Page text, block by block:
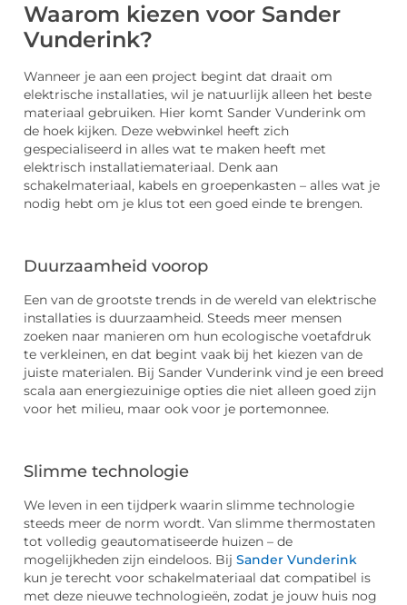
Waarom kiezen voor Sander
Vunderink?
Wanneer je aan een project begint dat draait om
elektrische installaties, wil je natuurlijk alleen het beste
materiaal gebruiken. Hier komt Sander Vunderink om
de hoek kijken. Deze webwinkel heeft zich
gespecialiseerd in alles wat te maken heeft met
elektrisch installatiemateriaal. Denk aan
schakelmateriaal, kabels en groepenkasten – alles wat je
nodig hebt om je klus tot een goed einde te brengen.
Duurzaamheid voorop
Een van de grootste trends in de wereld van elektrische
installaties is duurzaamheid. Steeds meer mensen
zoeken naar manieren om hun ecologische voetafdruk
te verkleinen, en dat begint vaak bij het kiezen van de
juiste materialen. Bij Sander Vunderink vind je een breed
scala aan energiezuinige opties die niet alleen goed zijn
voor het milieu, maar ook voor je portemonnee.
Slimme technologie
We leven in een tijdperk waarin slimme technologie
steeds meer de norm wordt. Van slimme thermostaten
tot volledig geautomatiseerde huizen – de
mogelijkheden zijn eindeloos. Bij Sander Vunderink
kun je terecht voor schakelmateriaal dat compatibel is
met deze nieuwe technologieën, zodat je jouw huis nog